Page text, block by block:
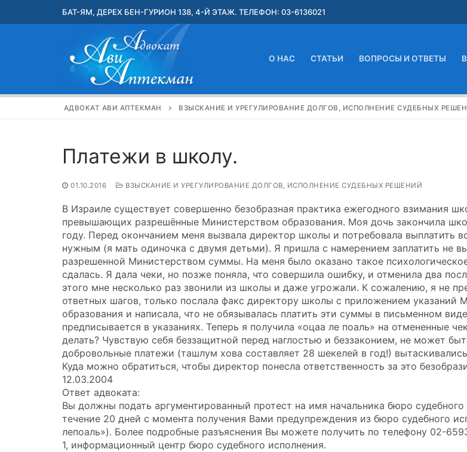
БАТ-ЯМ, ДЕРЕХ БЕН-ГУРИОН 138, 4-Й ЭТАЖ. ТЕЛЕФОН: 03-6136021
О НАС СТАТЬИ ВОПРОСЫ И ОТВЕТЫ
АДВОКАТ АВИ АПТЕКМАН ВЗЫСКАНИЕ И УРЕГУЛИРОВАНИЕ ДОЛГОВ, ИСПОЛНЕНИЕ СУДЕБНЫХ
Платежи в школу.
01.10.2016 ВЗЫСКАНИЕ И УРЕГУЛИРОВАНИЕ ДОЛГОВ, ИСПОЛНЕНИЕ СУДЕБНЫХ РЕШЕНИЙ
В Израиле существует совершенно безобразная практика ежегодного взимания
превышающих разрешённые Министерством образования. Моя дочь закончила
году. Перед окончанием меня вызвала директор школы и потребовала выплатить
нужным (я мать одиночка с двумя детьми). Я пришла с намерением заплатить не
разрешенной Министерством суммы. На меня было оказано такое
сдалась. Я дала чеки, но позже поняла, что совершила ошибку, и отменила два
этого мне несколько раз звонили из школы и даже угрожали. К сожалению, я не
ответных шагов, только послала факс директору школы с приложением указаний
образования и написала, что не обязывалась платить эти суммы в письменном
предписывается в указаниях. Теперь я получила «оцаа ле поаль» на отмененные
делать? Чувствую себя беззащитной перед наглостью и беззаконием, не может
добровольные платежи (ташлум хова составляет 28 шекелей в год!)
Куда можно обратиться, чтобы директор понесла ответственность за это
12.03.2004
Ответ адвоката:
Вы должны подать аргументированный протест на имя начальника бюро судебного
течение 20 дней с момента получения Вами предупреждения из бюро судебного
лепоаль»). Более подробные разъяснения Вы можете получить по телефону 02-
1, информационный центр бюро судебного исполнения.